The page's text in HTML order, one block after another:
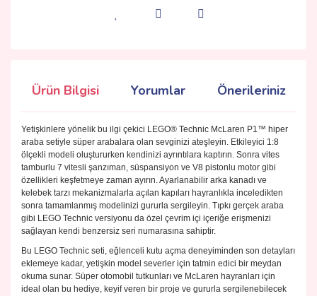
Ürün Bilgisi Yorumlar Önerileriniz
Yetişkinlere yönelik bu ilgi çekici LEGO® Technic McLaren P1™ hiper
araba setiyle süper arabalara olan sevginizi ateşleyin. Etkileyici 1:8
ölçekli modeli oluştururken kendinizi ayrıntılara kaptırın. Sonra vites
tamburlu 7 vitesli şanzıman, süspansiyon ve V8 pistonlu motor gibi
özellikleri keşfetmeye zaman ayırın. Ayarlanabilir arka kanadı ve
kelebek tarzı mekanizmalarla açılan kapıları hayranlıkla inceledikten
sonra tamamlanmış modelinizi gururla sergileyin. Tıpkı gerçek araba
gibi LEGO Technic versiyonu da özel çevrim içi içeriğe erişmenizi
sağlayan kendi benzersiz seri numarasına sahiptir.
Bu LEGO Technic seti, eğlenceli kutu açma deneyiminden son detayları
eklemeye kadar, yetişkin model severler için tatmin edici bir meydan
okuma sunar. Süper otomobil tutkunları ve McLaren hayranları için
ideal olan bu hediye, keyif veren bir proje ve gururla sergilenebilecek